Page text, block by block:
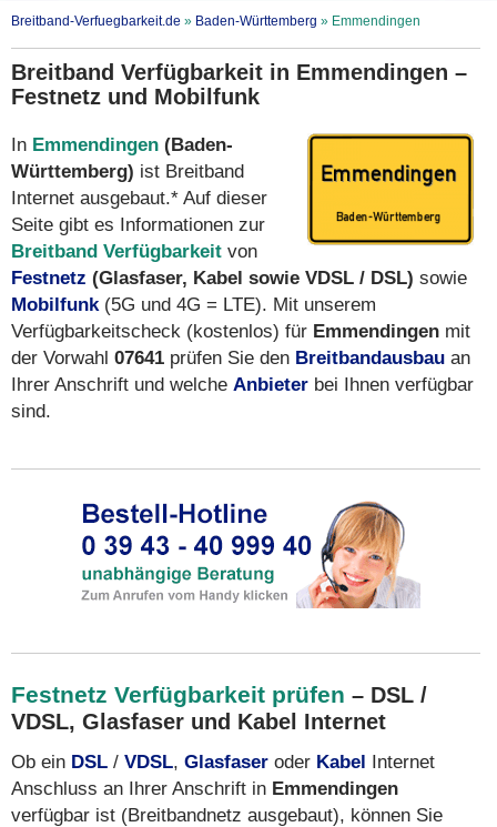
Breitband-Verfuegbarkeit.de » Baden-Württemberg » Emmendingen
Breitband Verfügbarkeit in Emmendingen –
Festnetz und Mobilfunk
In Emmendingen (Baden-
Württemberg) ist Breitband
Internet ausgebaut.* Auf dieser
Seite gibt es Informationen zur
Breitband Verfügbarkeit von
Festnetz (Glasfaser, Kabel sowie VDSL / DSL) sowie
Mobilfunk (5G und 4G = LTE). Mit unserem
Verfügbarkeitscheck (kostenlos) für Emmendingen mit
der Vorwahl 07641 prüfen Sie den Breitbandausbau an
Ihrer Anschrift und welche Anbieter bei Ihnen verfügbar
sind.
Festnetz Verfügbarkeit prüfen – DSL /
VDSL, Glasfaser und Kabel Internet
Ob ein DSL / VDSL, Glasfaser oder Kabel Internet
Anschluss an Ihrer Anschrift in Emmendingen
verfügbar ist (Breitbandnetz ausgebaut), können Sie